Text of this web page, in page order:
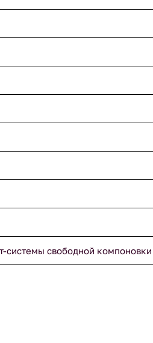
системы свободной компоновки